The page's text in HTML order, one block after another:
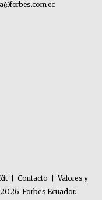
Contacto
Valores y
Forbes Ecuador.